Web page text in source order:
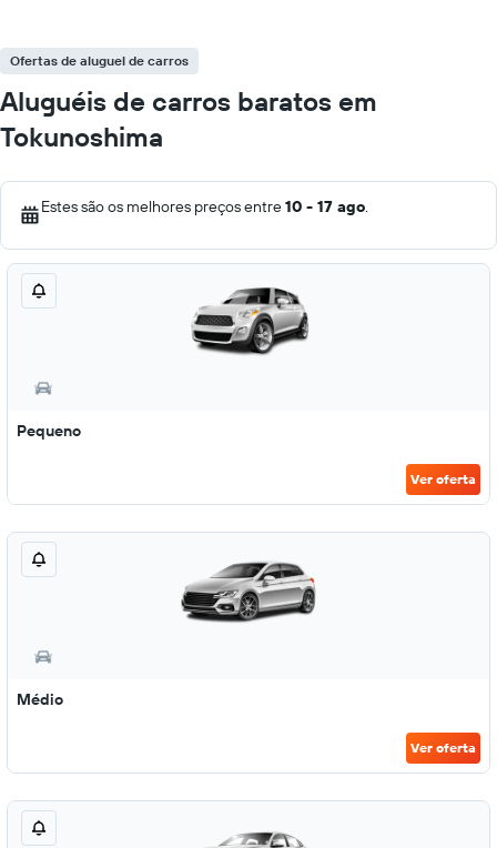
Ofertas de aluguel de carros
Aluguéis de carros baratos em
Tokunoshima
Estes são os melhores preços entre10 - 17 ago.
Pequeno
Ver oferta
Médio
Ver oferta